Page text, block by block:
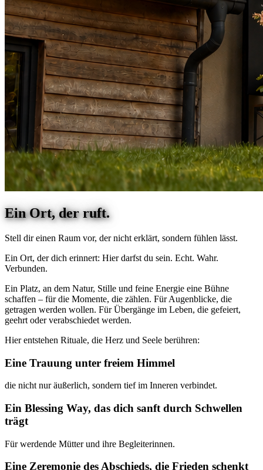
Ein Ort, der ruft.
Stell dir einen Raum vor, der nicht erklärt, sondern fühlen lässt.
Ein Ort, der dich erinnert: Hier darfst du sein. Echt. Wahr.
Verbunden.
Ein Platz, an dem Natur, Stille und feine Energie eine Bühne
schaffen – für die Momente, die zählen. Für Augenblicke, die
getragen werden wollen. Für Übergänge im Leben, die gefeiert,
geehrt oder verabschiedet werden.
Hier entstehen Rituale, die Herz und Seele berühren:
Eine Trauung unter freiem Himmel
die nicht nur äußerlich, sondern tief im Inneren verbindet.
Ein Blessing Way, das dich sanft durch Schwellen
trägt
Für werdende Mütter und ihre Begleiterinnen.
Eine Zeremonie des Abschieds, die Frieden schenkt